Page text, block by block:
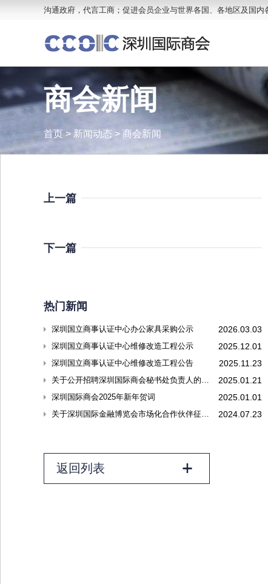
沟通政府，代言工商；促进会员企业与世界各国、各地区及国
商会新闻
首页 > 新闻动态 > 商会新闻
上一篇
下一篇
热门新闻
深圳国立商事认证中心办公家具采购公示 2026.03.03
深圳国立商事认证中心维修改造工程公示 2025.12.01
深圳国立商事认证中心维修改造工程公告 2025.11.23
关于公开招聘深圳国际商会秘书处负责人的公告 2025.01.21
深圳国际商会2025年新年贺词 2025.01.01
关于深圳国际金融博览会市场化合作伙伴征集结果的公告 2024.07.23
返回列表 